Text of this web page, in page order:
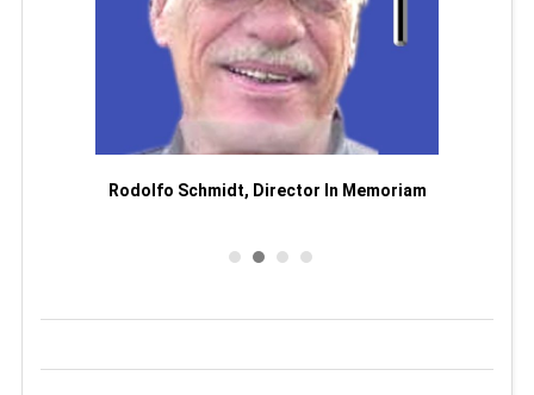
Rodolfo Schmidt, Director In Memoriam